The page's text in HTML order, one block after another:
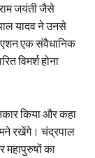
जयंती जैसे
यादव ने उनसे
एक संवैधानिक
विमर्श होना
किया और कहा
रखेंगे। चंद्रपाल
महापुरुषों का